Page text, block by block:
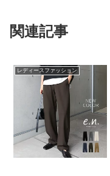
関連記事
レディースファッション